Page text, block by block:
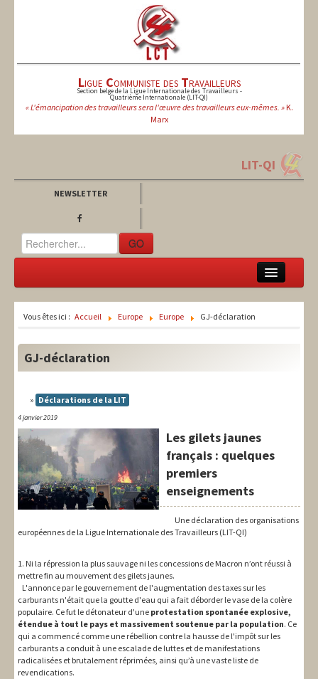
Ligue Communiste des Travailleurs
Section belge de la Ligue Internationale des Travailleurs -
Quatrième Internationale (LIT-QI)
« L'émancipation des travailleurs sera l'œuvre des travailleurs eux-mêmes. »K.
Marx
LIT-QI
NEWSLETTER
GO
Théorie
Europe
International
Syndical
Social
Vous êtes ici : Accueil Europe Europe GJ-déclaration
GJ-déclaration
Déclarations de la LIT
4 janvier 2019
Les gilets jaunes
français : quelques
premiers
enseignements
Une déclaration des organisations
européennes de la Ligue Internationale des Travailleurs (LIT-QI)
1. Ni la répression la plus sauvage ni les concessions de Macron n’ont réussi à
mettre fin au mouvement des gilets jaunes.
L'annonce par le gouvernement de l'augmentation des taxes sur les
carburants n'était que la goutte d'eau qui a fait déborder le vase de la colère
populaire. Ce fut le détonateur d'une protestation spontanée explosive,
étendue à tout le pays et massivement soutenue par la population. Ce
qui a commencé comme une rébellion contre la hausse de l'impôt sur les
carburants a conduit à une escalade de luttes et de manifestations
radicalisées et brutalement réprimées, ainsi qu’à une vaste liste de
revendications.